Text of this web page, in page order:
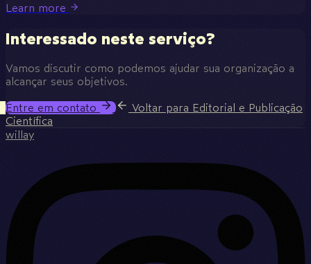
Learn more
Interessado neste serviço?
Vamos discutir como podemos ajudar sua organização a
alcançar seus objetivos.
Entre em contato
Voltar para Editorial e Publicação
Científica
willay